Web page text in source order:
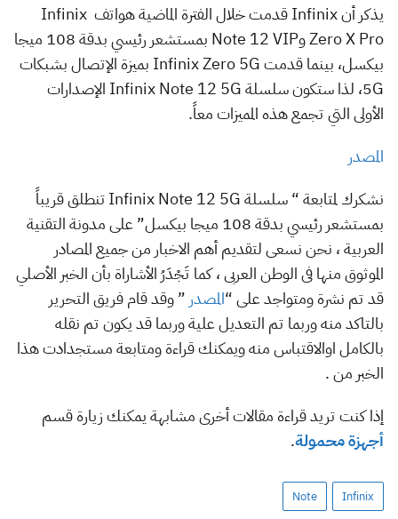
يذكر أن Infinix قدمت خلال الفترة الماضية هواتف Infinix
Zero X Pro وNote 12 VIP بمستشعر رئيسي بدقة 108 ميجا
بيكسل، بينما قدمت Infinix Zero 5G بميزة الإتصال بشبكات
5G، لذا ستكون سلسلة Infinix Note 12 5G الإصدارات
الأولى التي تجمع هذه المميزات معاً.
المصدر
نشكرك لمتابعة “ سلسلة Infinix Note 12 5G تنطلق قريباً
بمستشعر رئيسي بدقة 108 ميجا بيكسل” على مدونة التقنية
العربية ، نحن نسعى لتقديم أهم الاخبار من جميع المصادر
الموثوق منها فى الوطن العربى ، كما تَجْدَرُ الأشاراة بأن الخبر الأصلي
قد تم نشرة ومتواجد على “المصدر ” وقد قام فريق التحرير
بالتاكد منه وربما تم التعديل علية وربما قد يكون تم نقله
بالكامل اوالاقتباس منه ويمكنك قراءة ومتابعة مستجدادت هذا
الخبر من .
إذا كنت تريد قراءة مقالات أخرى مشابهة يمكنك زيارة قسم
أجهزة محمولة.
Infinix
Note